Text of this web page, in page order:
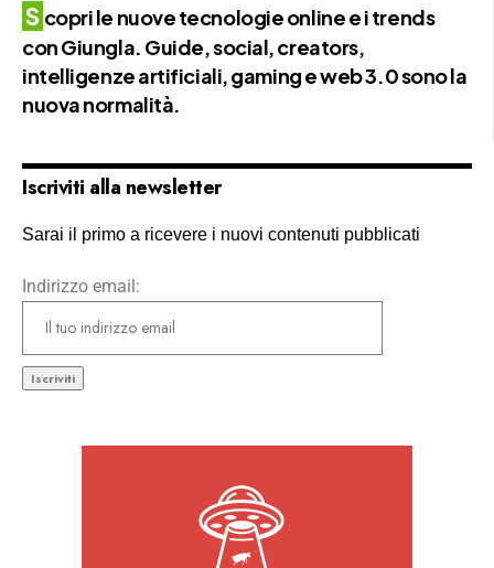
S copri le nuove tecnologie online e i trends
con Giungla. Guide, social, creators,
intelligenze artificiali, gaming e web 3.0 sono la
nuova normalità.
Iscriviti alla newsletter
Sarai il primo a ricevere i nuovi contenuti pubblicati
Indirizzo email: